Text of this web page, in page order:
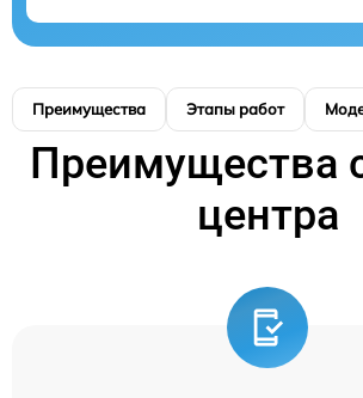
Преимущества Этапы работ
Преимущества
центра